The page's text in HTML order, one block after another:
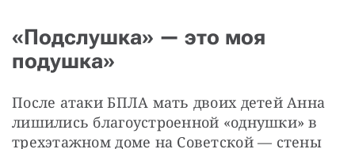
«Подслушка» — это моя
подушка»
После атаки БПЛА мать двоих детей Анна
лишились благоустроенной «однушки» в
трехэтажном доме на Советской — стены